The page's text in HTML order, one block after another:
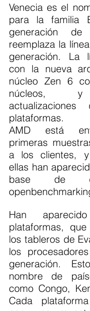
Venecia es el
para la familia
generación
reemplaza la
generación. La
con la nueva
núcleo Zen 6
núcleos, y
plataformas.
AMD está
primeras
a los clientes,
ellas han
base de
Han
plataformas,
los tableros de
los
generación.
nombre de
como Congo,
Cada